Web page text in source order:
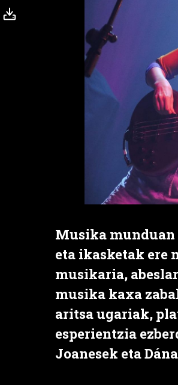
Musika
eta ikasketak ere
musikaria,
musika kaxa
aritsa ugariak,
esperientzia
Joanesek eta